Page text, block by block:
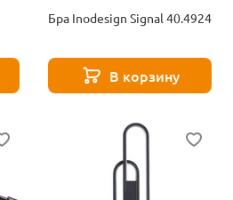
Бра Inodesign Signal 40.4924
В корзину